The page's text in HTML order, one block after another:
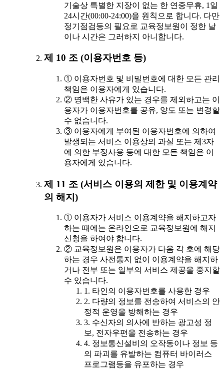
기술상 특별한 지장이 없는 한 연중무휴, 1일
24시간(00:00-24:00)을 원칙으로 합니다. 다만
정기점검등의 필요로 교육정보원이 정한 날
이나 시간은 그러하지 아니합니다.
제 10 조 (이용자번호 등)
① 이용자번호 및 비밀번호에 대한 모든 관리
책임은 이용자에게 있습니다.
② 명백한 사유가 있는 경우를 제외하고는 이
용자가 이용자번호를 공유, 양도 또는 변경할
수 없습니다.
③ 이용자에게 부여된 이용자번호에 의하여
발생되는 서비스 이용상의 과실 또는 제3자
에 의한 부정사용 등에 대한 모든 책임은 이
용자에게 있습니다.
제 11 조 (서비스 이용의 제한 및 이용계약
의 해지)
① 이용자가 서비스 이용계약을 해지하고자
하는 때에는 온라인으로 교육정보원에 해지
신청을 하여야 합니다.
② 교육정보원은 이용자가 다음 각 호에 해당
하는 경우 사전통지 없이 이용계약을 해지하
거나 전부 또는 일부의 서비스 제공을 중지할
수 있습니다.
1. 타인의 이용자번호를 사용한 경우
2. 다량의 정보를 전송하여 서비스의 안
정적 운영을 방해하는 경우
3. 수신자의 의사에 반하는 광고성 정
보, 전자우편을 전송하는 경우
4. 정보통신설비의 오작동이나 정보 등
의 파괴를 유발하는 컴퓨터 바이러스
프로그램등을 유포하는 경우